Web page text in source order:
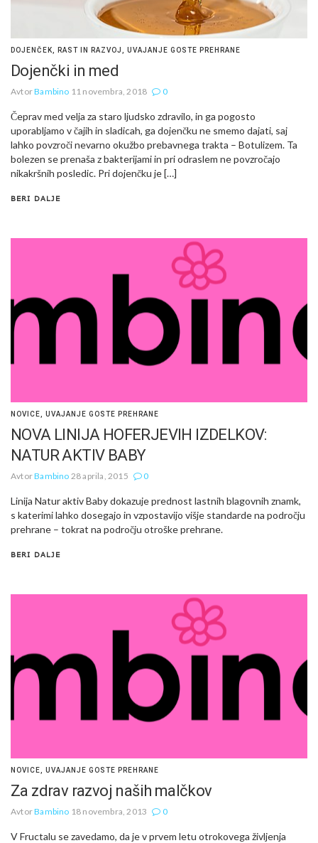
DOJENČEK RAST IN RAZVOJ UVAJANJE GOSTE PREHRANE
Dojenčki in med
AvtorBambino 11 novembra, 2018 0
Čeprav med velja za staro ljudsko zdravilo, in ga pogosto
uporabljamo v čajih in sladicah, ga dojenčku ne smemo dajati, saj
lahko povzroči nevarno okužbo prebavnega trakta – Botulizem. Ta
bolezen se prenaša z bakterijami in pri odraslem ne povzročajo
nikakršnih posledic. Pri dojenčku je […]
BERI DALJE
NOVICE UVAJANJE GOSTE PREHRANE
NOVA LINIJA HOFERJEVIH IZDELKOV:
NATUR AKTIV BABY
AvtorBambino 28 aprila, 2015 0
Linija Natur aktiv Baby dokazuje prednost lastnih blagovnih znamk,
s katerimi lahko dosegajo in vzpostavijo višje standarde na področju
prehrane – tokrat na področju otroške prehrane.
BERI DALJE
NOVICE UVAJANJE GOSTE PREHRANE
Za zdrav razvoj naših malčkov
AvtorBambino 18 novembra, 2013 0
V Fructalu se zavedamo, da je v prvem letu otrokovega življenja